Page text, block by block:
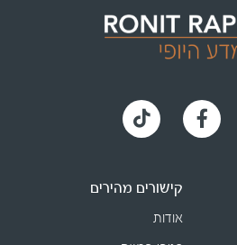
קישורים מהירים
אודות